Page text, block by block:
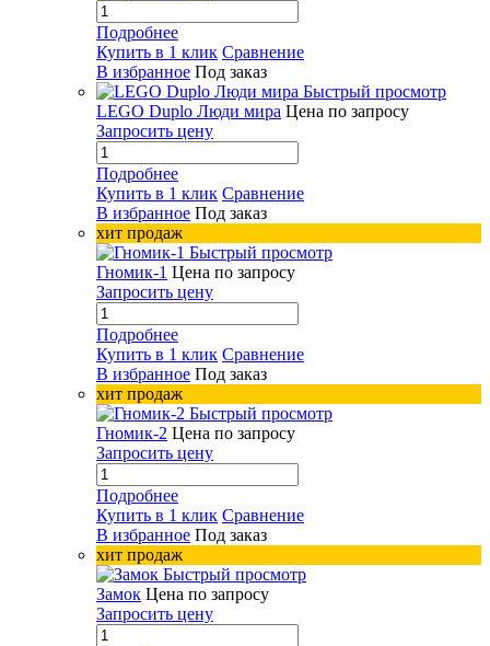
Подробнее
Купить в 1 клик Сравнение
В избранное Под заказ
Быстрый просмотр
LEGO Duplo Люди мира Цена по запросу
Запросить цену
Подробнее
Купить в 1 клик Сравнение
В избранное Под заказ
хит продаж
Быстрый просмотр
Гномик-1 Цена по запросу
Запросить цену
Подробнее
Купить в 1 клик Сравнение
В избранное Под заказ
хит продаж
Быстрый просмотр
Гномик-2 Цена по запросу
Запросить цену
Подробнее
Купить в 1 клик Сравнение
В избранное Под заказ
хит продаж
Быстрый просмотр
Замок Цена по запросу
Запросить цену